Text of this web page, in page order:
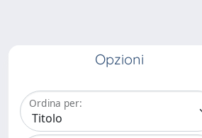
Opzioni
Ordina per: